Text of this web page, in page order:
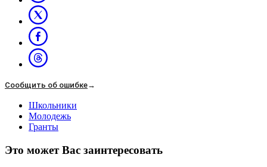
Сообщить об ошибке→
Школьники
Молодежь
Гранты
Это может Вас заинтересовать